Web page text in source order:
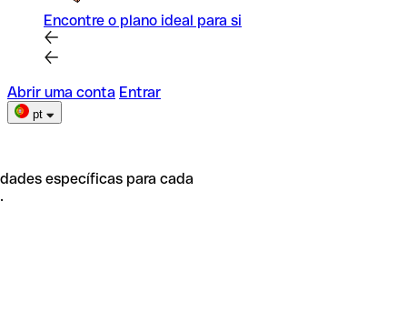
Encontre o plano ideal para si
Abrir uma conta Entrar
pt
específicas para cada